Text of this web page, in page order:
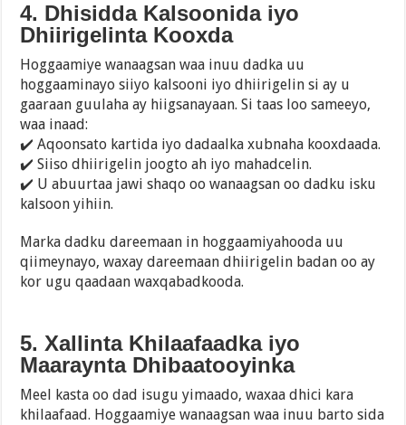
4. Dhisidda Kalsoonida iyo
Dhiirigelinta Kooxda
Hoggaamiye wanaagsan waa inuu dadka uu
hoggaaminayo siiyo kalsooni iyo dhiirigelin si ay u
gaaraan guulaha ay hiigsanayaan. Si taas loo sameeyo,
waa inaad:
✔️ Aqoonsato kartida iyo dadaalka xubnaha kooxdaada.
✔️ Siiso dhiirigelin joogto ah iyo mahadcelin.
✔️ U abuurtaa jawi shaqo oo wanaagsan oo dadku isku
kalsoon yihiin.
Marka dadku dareemaan in hoggaamiyahooda uu
qiimeynayo, waxay dareemaan dhiirigelin badan oo ay
kor ugu qaadaan waxqabadkooda.
5. Xallinta Khilaafaadka iyo
Maaraynta Dhibaatooyinka
Meel kasta oo dad isugu yimaado, waxaa dhici kara
khilaafaad. Hoggaamiye wanaagsan waa inuu barto sida